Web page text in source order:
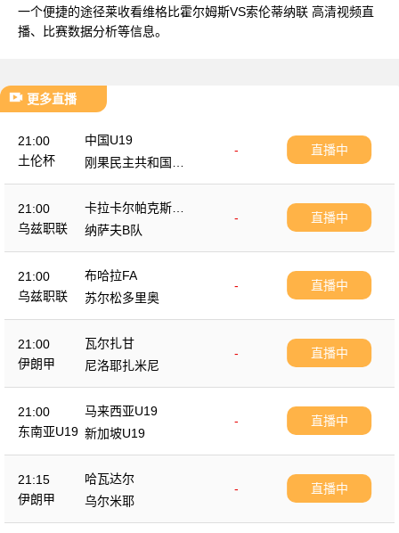
一个便捷的途径莱收看维格比霍尔姆斯VS索伦蒂纳联 高清视频直
播、比赛数据分析等信息。
更多直播
21:00
土伦杯
中国U19
-
刚果民主共和国U2
3
直播中
21:00
乌兹职联
卡拉卡尔帕克斯坦F
A
-
纳萨夫B队
直播中
21:00
乌兹职联
布哈拉FA
-
苏尔松多里奥
直播中
21:00
伊朗甲
瓦尔扎甘
-
尼洛耶扎米尼
直播中
21:00
东南亚U19
马来西亚U19
-
新加坡U19
直播中
21:15
伊朗甲
哈瓦达尔
-
乌尔米耶
直播中